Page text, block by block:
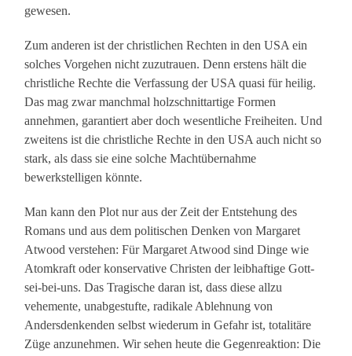
gewesen.
Zum anderen ist der christlichen Rechten in den USA ein
solches Vorgehen nicht zuzutrauen. Denn erstens hält die
christliche Rechte die Verfassung der USA quasi für heilig.
Das mag zwar manchmal holzschnittartige Formen
annehmen, garantiert aber doch wesentliche Freiheiten. Und
zweitens ist die christliche Rechte in den USA auch nicht so
stark, als dass sie eine solche Machtübernahme
bewerkstelligen könnte.
Man kann den Plot nur aus der Zeit der Entstehung des
Romans und aus dem politischen Denken von Margaret
Atwood verstehen: Für Margaret Atwood sind Dinge wie
Atomkraft oder konservative Christen der leibhaftige Gott-
sei-bei-uns. Das Tragische daran ist, dass diese allzu
vehemente, unabgestufte, radikale Ablehnung von
Andersdenkenden selbst wiederum in Gefahr ist, totalitäre
Züge anzunehmen. Wir sehen heute die Gegenreaktion: Die